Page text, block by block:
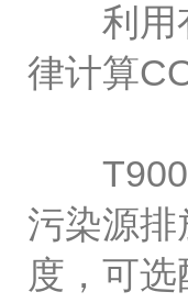
利用有
律计算
T9000
污染源
度，可